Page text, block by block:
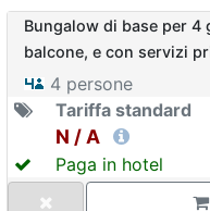
Bungalow di base per 4
balcone, e con servizi
4 persone
Tariffa standard
N / A
Paga in hotel